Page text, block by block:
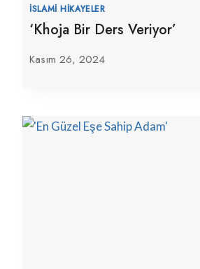
İSLAMI HIKAYELER
‘Khoja Bir Ders Veriyor’
Kasım 26, 2024